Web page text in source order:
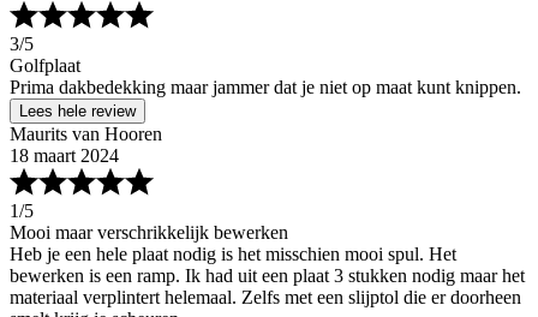
3/5
Golfplaat
Prima dakbedekking maar jammer dat je niet op maat kunt knippen.
Lees hele review
Maurits van Hooren
18 maart 2024
1/5
Mooi maar verschrikkelijk bewerken
Heb je een hele plaat nodig is het misschien mooi spul. Het
bewerken is een ramp. Ik had uit een plaat 3 stukken nodig maar het
materiaal verplintert helemaal. Zelfs met een slijptol die er doorheen